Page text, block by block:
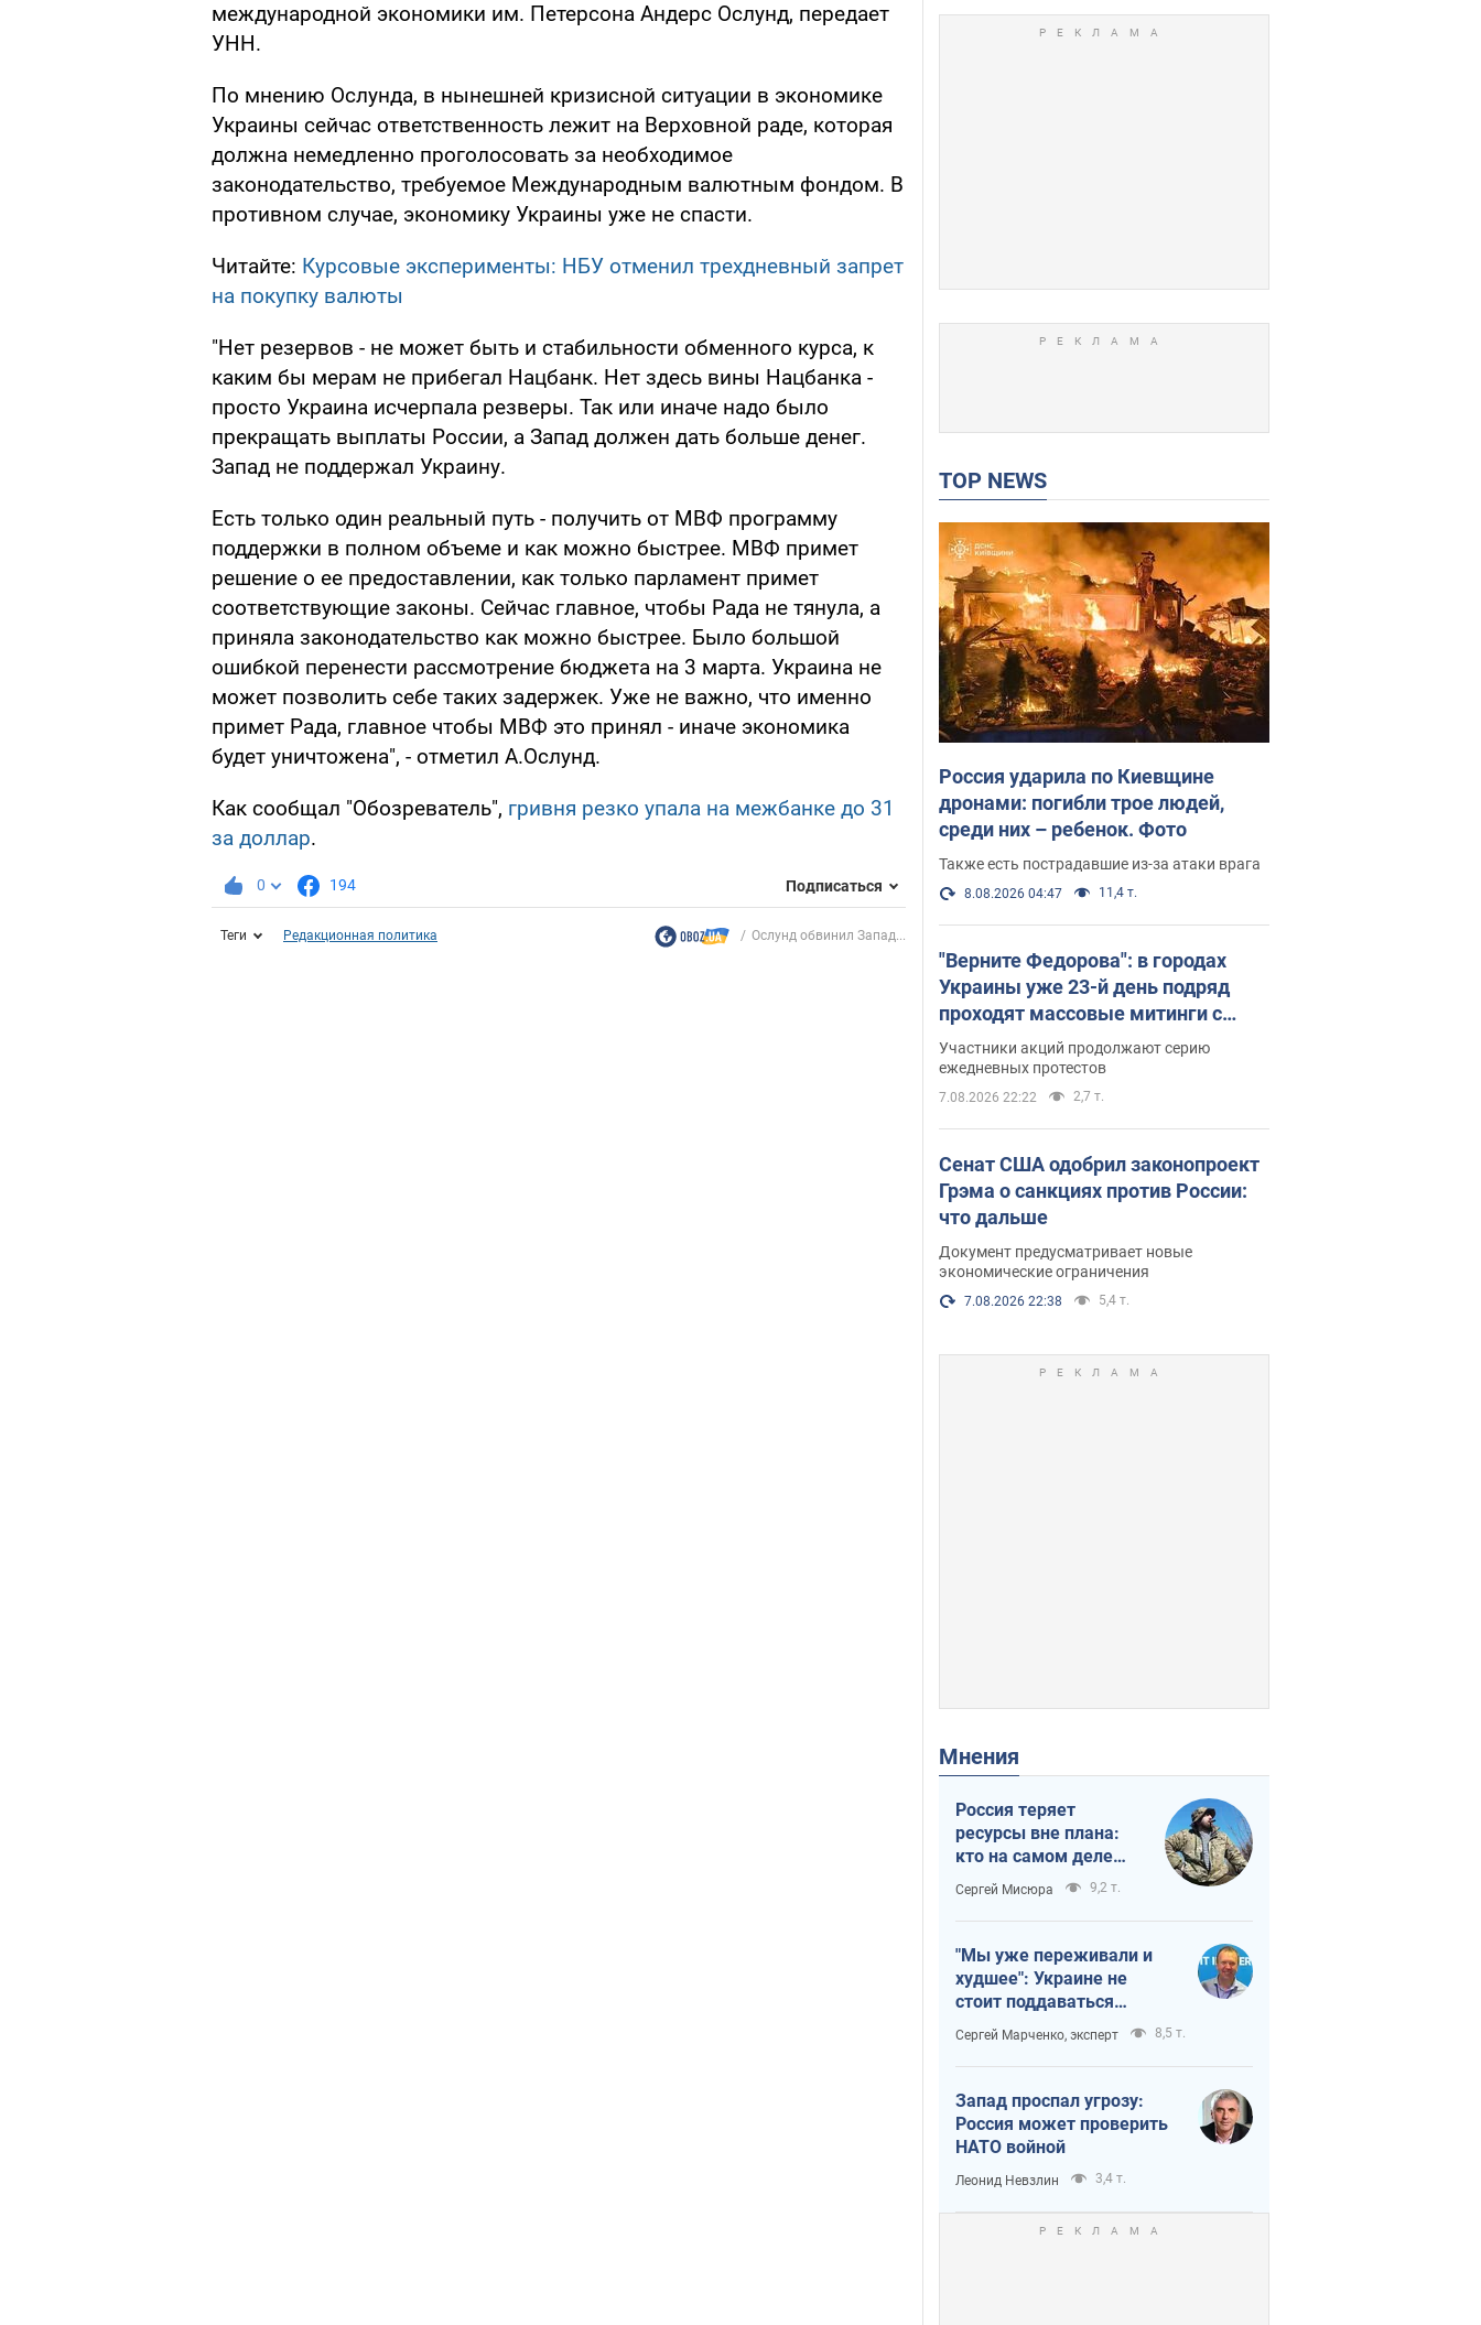
международной экономики им. Петерсона Андерс Ослунд, передает
УНН.
По мнению Ослунда, в нынешней кризисной ситуации в экономике
Украины сейчас ответственность лежит на Верховной раде, которая
должна немедленно проголосовать за необходимое
законодательство, требуемое Международным валютным фондом. В
противном случае, экономику Украины уже не спасти.
Читайте: Курсовые эксперименты: НБУ отменил трехдневный запрет
на покупку валюты
"Нет резервов - не может быть и стабильности обменного курса, к
каким бы мерам не прибегал Нацбанк. Нет здесь вины Нацбанка -
просто Украина исчерпала резверы. Так или иначе надо было
прекращать выплаты России, а Запад должен дать больше денег.
Запад не поддержал Украину.
Есть только один реальный путь - получить от МВФ программу
поддержки в полном объеме и как можно быстрее. МВФ примет
решение о ее предоставлении, как только парламент примет
соответствующие законы. Сейчас главное, чтобы Рада не тянула, а
приняла законодательство как можно быстрее. Было большой
ошибкой перенести рассмотрение бюджета на 3 марта. Украина не
может позволить себе таких задержек. Уже не важно, что именно
примет Рада, главное чтобы МВФ это принял - иначе экономика
будет уничтожена", - отметил А.Ослунд.
Как сообщал "Обозреватель", гривня резко упала на межбанке до 31
за доллар.
0 194 Подписаться
Теги Редакционная политика Ослунд обвинил Запад...
TOP NEWS
Россия ударила по Киевщине
дронами: погибли трое людей,
среди них – ребенок. Фото
Также есть пострадавшие из-за атаки врага
8.08.2026 04:47 11,4 т.
"Верните Федорова": в городах
Украины уже 23-й день подряд
проходят массовые митинги с
плакатами. Фото и видео
Участники акций продолжают серию
ежедневных протестов
7.08.2026 22:22 2,7 т.
Сенат США одобрил законопроект
Грэма о санкциях против России:
что дальше
Документ предусматривает новые
экономические ограничения
7.08.2026 22:38 5,4 т.
Мнения
Россия теряет
ресурсы вне плана:
кто на самом деле
диктует темп войны
Сергей Мисюра 9,2 т.
"Мы уже переживали и
худшее": Украине не
стоит поддаваться
отчаянию из-за
ракетного террора
Сергей Марченко, эксперт 8,5 т.
Запад проспал угрозу:
Россия может проверить
НАТО войной
Леонид Невзлин 3,4 т.